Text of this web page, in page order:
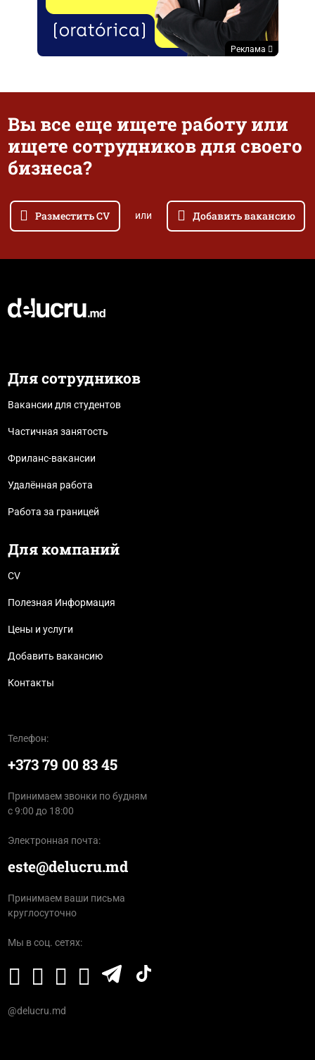
Реклама
Вы все еще ищете работу или
ищете сотрудников для своего
бизнеса?
Разместить CV или Добавить вакансию
Для сотрудников
Вакансии для студентов
Частичная занятость
Фриланс-вакансии
Удалённая работа
Работа за границей
Для компаний
CV
Полезная Информация
Цены и услуги
Добавить вакансию
Контакты
Телефон:
+373 79 00 83 45
Принимаем звонки по будням
с 9:00 до 18:00
Электронная почта:
este@delucru.md
Принимаем ваши письма
круглосуточно
Мы в соц. сетях:
@delucru.md